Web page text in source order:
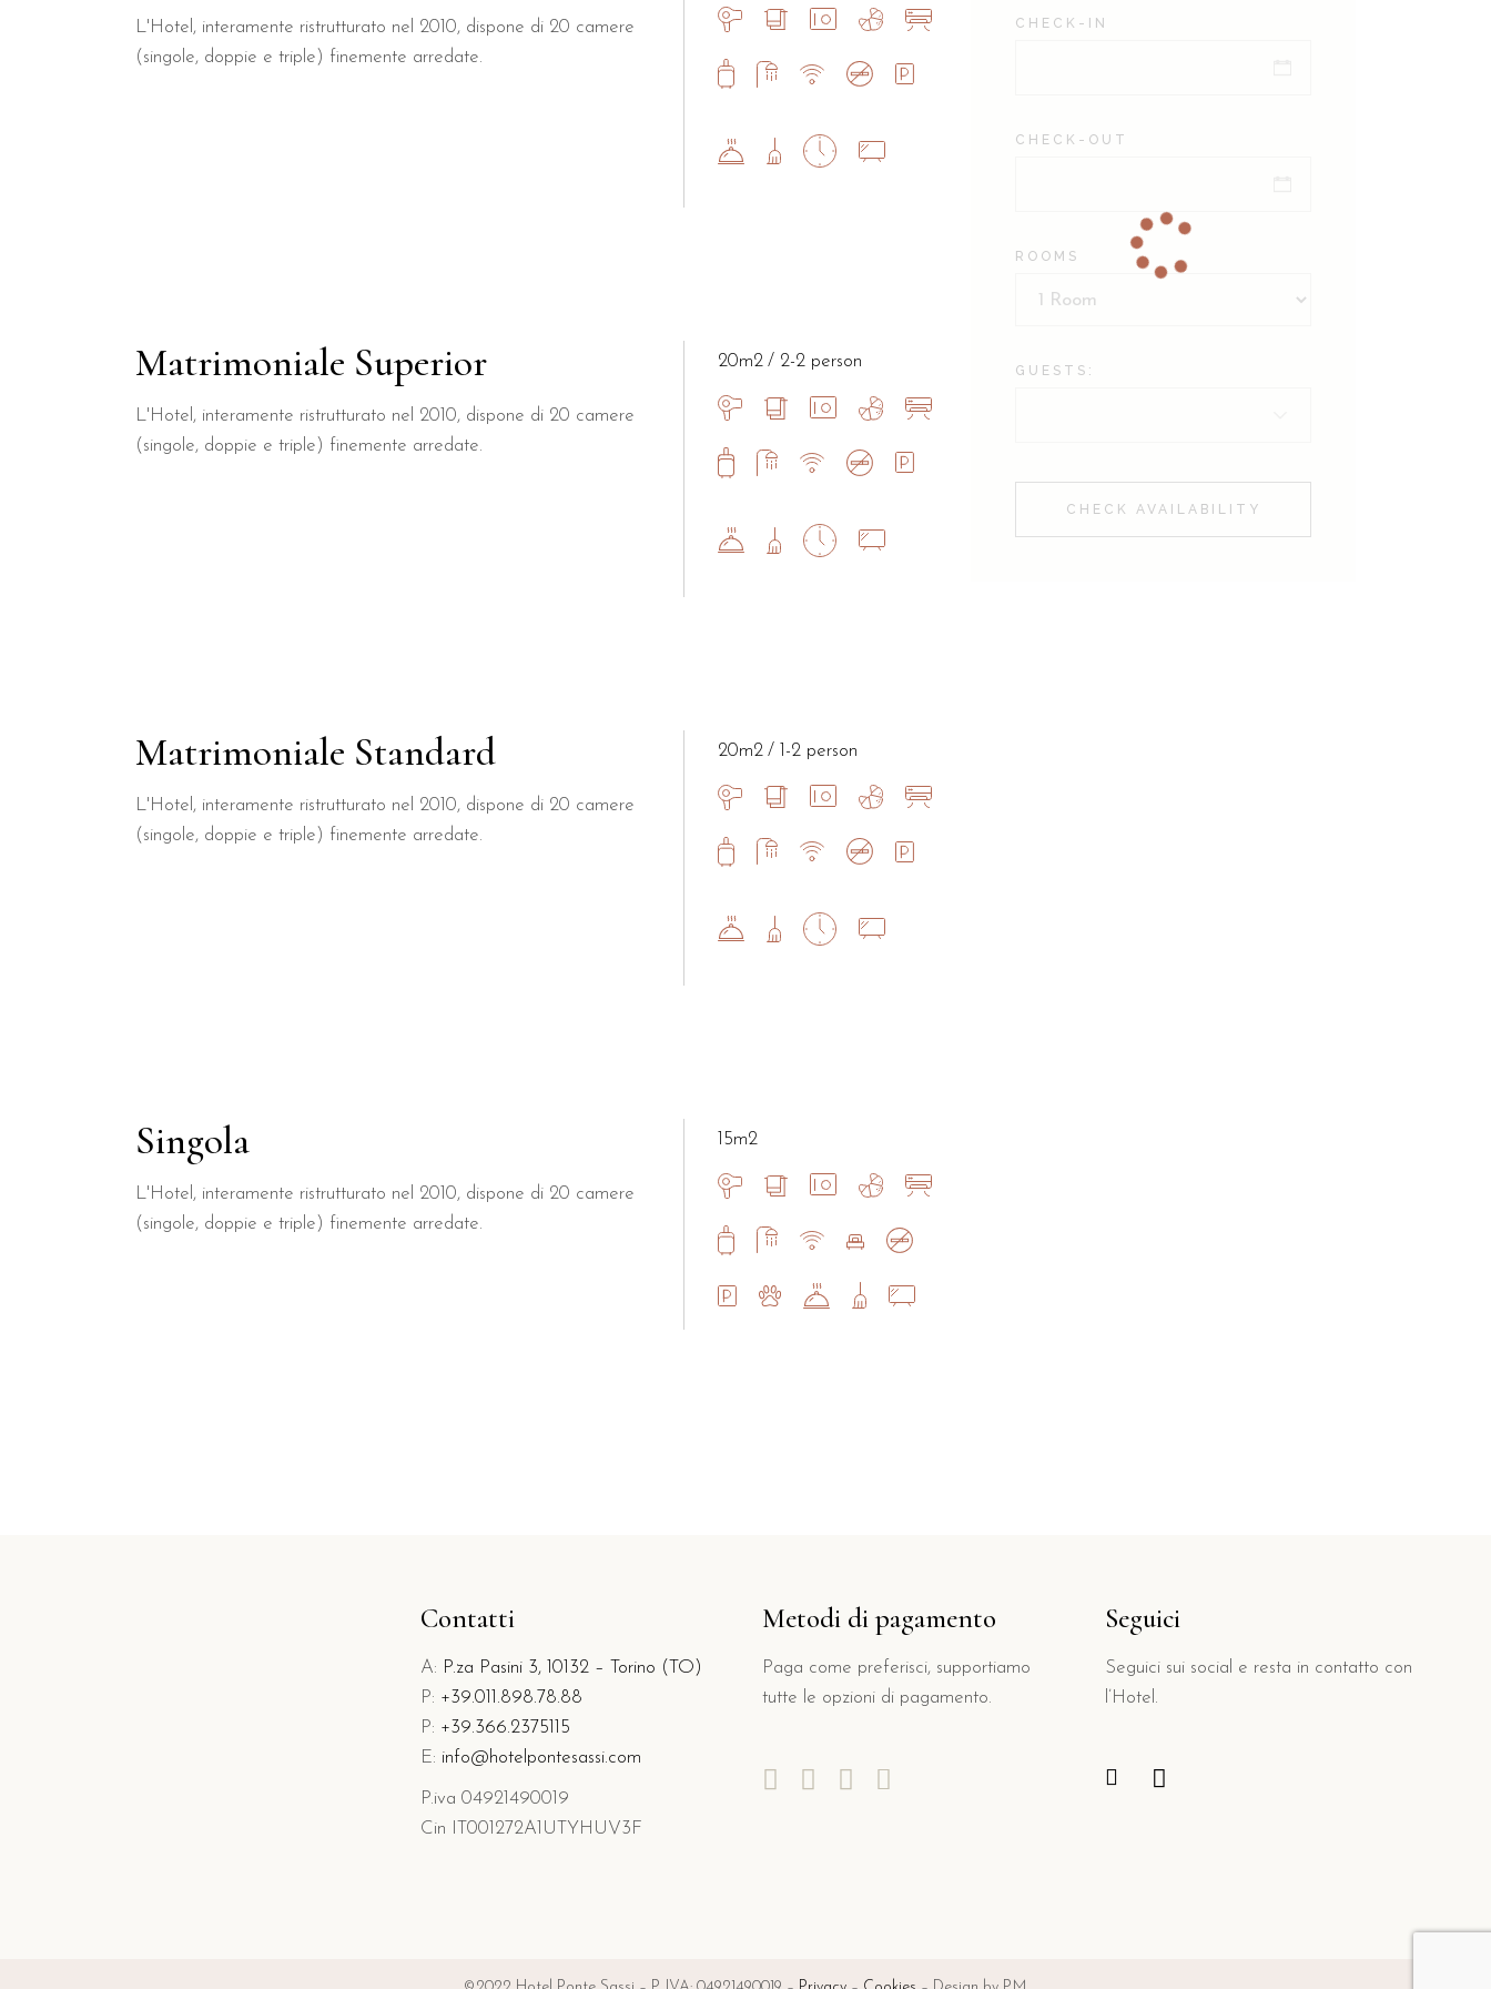
L'Hotel, interamente ristrutturato nel 2010, dispone di 20 camere
(singole, doppie e triple) finemente arredate.
Matrimoniale Superior
L'Hotel, interamente ristrutturato nel 2010, dispone di 20 camere
(singole, doppie e triple) finemente arredate.
20m2 2-2 person
Matrimoniale Standard
L'Hotel, interamente ristrutturato nel 2010, dispone di 20 camere
(singole, doppie e triple) finemente arredate.
20m2 1-2 person
Singola
L'Hotel, interamente ristrutturato nel 2010, dispone di 20 camere
(singole, doppie e triple) finemente arredate.
15m2
CHECK-IN
CHECK-OUT
ROOMS
GUESTS:
CHECK AVAILABILITY
Contatti
A: P.za Pasini 3, 10132 – Torino (TO)
P: +39.011.898.78.88
P: +39.366.2375115
E: info@hotelpontesassi.com
P.iva 04921490019
Cin IT001272A1UTYHUV3F
Metodi di pagamento
Paga come preferisci, supportiamo
tutte le opzioni di pagamento.
Seguici
Seguici sui social e resta in contatto con
l’Hotel.